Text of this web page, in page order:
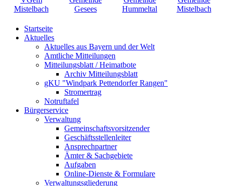
Startseite
Aktuelles
Aktuelles aus Bayern und der Welt
Amtliche Mitteilungen
Mitteilungsblatt / Heimatbote
Archiv Mitteilungsblatt
gKU "Windpark Pettendorfer Rangen"
Stromertrag
Notruftafel
Bürgerservice
Verwaltung
Gemeinschaftsvorsitzender
Geschäftsstellenleiter
Ansprechpartner
Ämter & Sachgebiete
Aufgaben
Online-Dienste & Formulare
Verwaltungsgliederung